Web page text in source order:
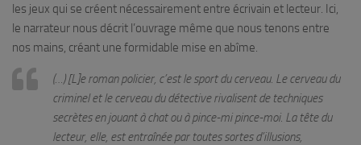
les jeux qui se créent nécessairement entre écrivain et lecteur. Ici,
le narrateur nous décrit l’ouvrage même que nous tenons entre
nos mains, créant une formidable mise en abîme.
(…) [L]e roman policier, c’est le sport du cerveau. Le cerveau du
criminel et le cerveau du détective rivalisent de techniques
secrètes en jouant à chat ou à pince-mi pince-moi. La tête du
lecteur, elle, est entraînée par toutes sortes d’illusions,